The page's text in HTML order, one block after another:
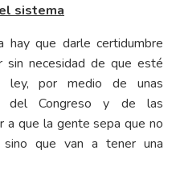
sistema
hay que darle certidumbre
necesidad de que esté
ley, por medio de unas
del Congreso y de las
a que la gente sepa que no
que van a tener una